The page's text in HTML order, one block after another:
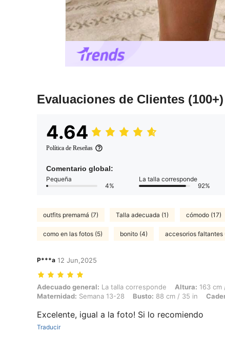
Evaluaciones de Clientes (100+)
4.64
Política de Reseñas
Comentario global:
Pequeña
4%
La talla corresponde
92%
outfits premamá (7) Talla adecuada (1) cómodo (17)
como en las fotos (5) bonito (4) accesorios faltantes
P***a 12 Jun,2025
Adecuado general: La talla corresponde, Altura: 163 cm / 64 in,
Adecuado general: La talla corresponde Altura: 163 cm
Maternidad: Semana 13-28 Busto: 88 cm / 35 in
Excelente, igual a la foto! Si lo recomiendo
Traducir